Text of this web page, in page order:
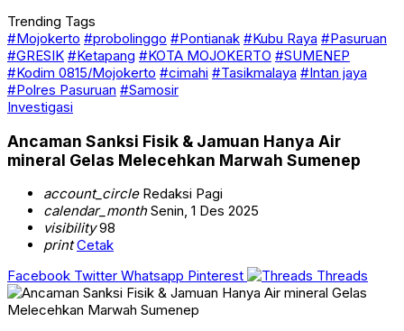
Trending Tags
#Mojokerto #probolinggo #Pontianak #Kubu Raya #Pasuruan
#GRESIK #Ketapang #KOTA MOJOKERTO #SUMENEP
#Kodim 0815/Mojokerto #cimahi #Tasikmalaya #Intan jaya
#Polres Pasuruan #Samosir
Investigasi
Ancaman Sanksi Fisik & Jamuan Hanya Air
mineral Gelas Melecehkan Marwah Sumenep
account_circleRedaksi Pagi
calendar_monthSenin, 1 Des 2025
visibility98
print Cetak
Facebook Twitter Whatsapp Pinterest Threads